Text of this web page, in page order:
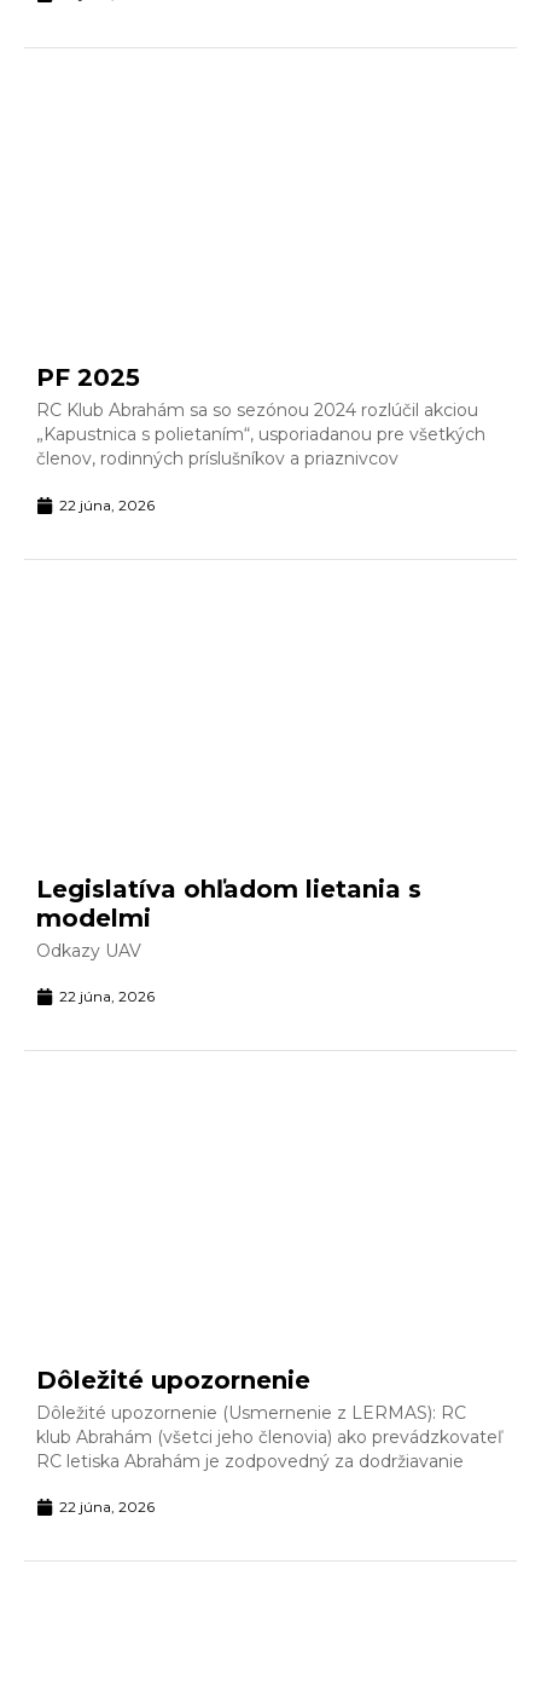
PF 2025
RC Klub Abrahám sa so sezónou 2024 rozlúčil akciou
„Kapustnica s polietaním“, usporiadanou pre všetkých
členov, rodinných príslušníkov a priaznivcov
22 júna, 2026
Legislatíva ohľadom lietania s
modelmi
Odkazy UAV
22 júna, 2026
Dôležité upozornenie
Dôležité upozornenie (Usmernenie z LERMAS): RC
klub Abrahám (všetci jeho členovia) ako prevádzkovateľ
RC letiska Abrahám je zodpovedný za dodržiavanie
22 júna, 2026